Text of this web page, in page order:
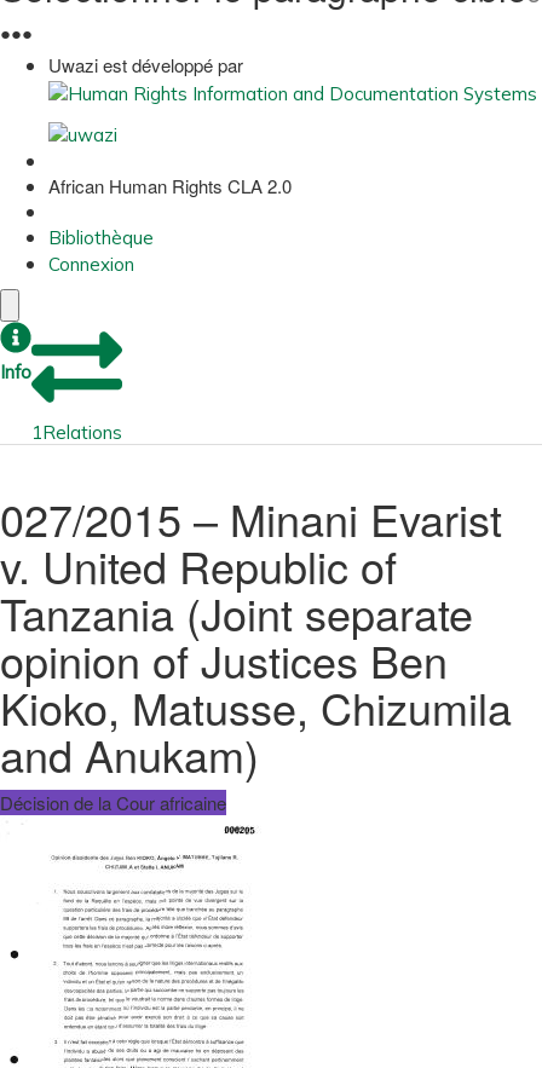
●●●
Uwazi est développé par
African Human Rights CLA 2.0
Bibliothèque
Connexion
Info
1Relations
027/2015 – Minani Evarist
v. United Republic of
Tanzania (Joint separate
opinion of Justices Ben
Kioko, Matusse, Chizumila
and Anukam)
Décision de la Cour africaine